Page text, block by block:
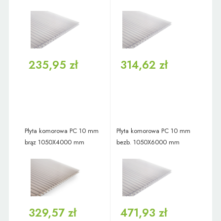
235,95 zł 314,62 zł
Płyta komorowa PC 10 mm
brąz 1050X4000 mm
329,57 zł
Płyta komorowa PC 10 mm
bezb. 1050X6000 mm
471,93 zł